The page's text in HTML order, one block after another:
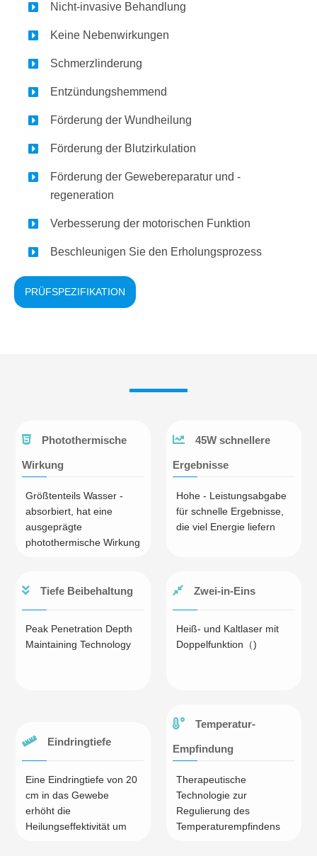
Nicht-invasive Behandlung
Keine Nebenwirkungen
Schmerzlinderung
Entzündungshemmend
Förderung der Wundheilung
Förderung der Blutzirkulation
Förderung der Gewebereparatur und -
regeneration
Verbesserung der motorischen Funktion
Beschleunigen Sie den Erholungsprozess
PRÜFSPEZIFIKATION
Photothermische
Wirkung
Größtenteils Wasser -
absorbiert, hat eine
ausgeprägte
photothermische Wirkung
45W schnellere
Ergebnisse
Hohe - Leistungsabgabe
für schnelle Ergebnisse,
die viel Energie liefern
Tiefe Beibehaltung
Peak Penetration Depth
Maintaining Technology
Zwei-in-Eins
Heiß- und Kaltlaser mit
Doppelfunktion（)
Eindringtiefe
Eine Eindringtiefe von 20
cm in das Gewebe
erhöht die
Heilungseffektivität um
Temperatur-
Empfindung
Therapeutische
Technologie zur
Regulierung des
Temperaturempfindens